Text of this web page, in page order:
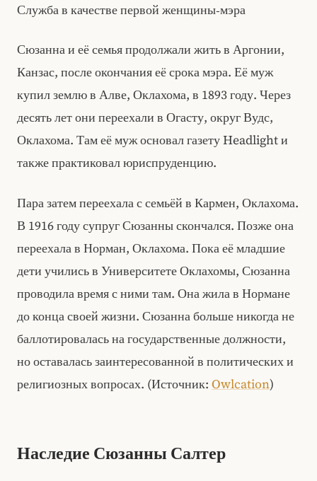
Служба в качестве первой женщины‑мэра
Сюзанна и её семья продолжали жить в Аргонии,
Канзас, после окончания её срока мэра. Её муж
купил землю в Алве, Оклахома, в 1893 году. Через
десять лет они переехали в Огасту, округ Вудс,
Оклахома. Там её муж основал газету Headlight и
также практиковал юриспруденцию.
Пара затем переехала с семьёй в Кармен, Оклахома.
В 1916 году супруг Сюзанны скончался. Позже она
переехала в Норман, Оклахома. Пока её младшие
дети учились в Университете Оклахомы, Сюзанна
проводила время с ними там. Она жила в Нормане
до конца своей жизни. Сюзанна больше никогда не
баллотировалась на государственные должности,
но оставалась заинтересованной в политических и
религиозных вопросах. (Источник: Owlcation)
Наследие Сюзанны Салтер